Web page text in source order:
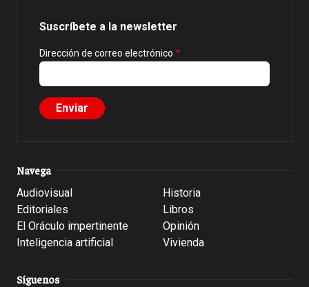
Suscríbete a la newsletter
Dirección de correo electrónico
Navega
Audiovisual
Editoriales
El Oráculo impertinente
Inteligencia artificial
Historia
Libros
Opinión
Vivienda
Síguenos